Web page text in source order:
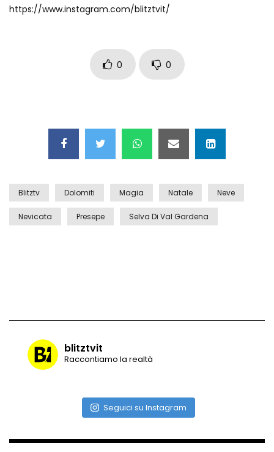
https://www.instagram.com/blitztvit/
0 0
Blitztv Dolomiti Magia Natale Neve
Nevicata Presepe Selva Di Val Gardena
blitztvit
Raccontiamo la realtà
Seguici su Instagram